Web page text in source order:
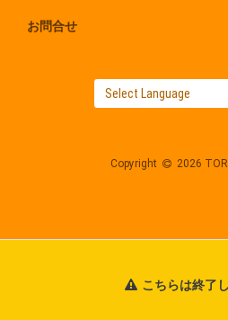
こちらは終了
お問合せ
Copyright 2026